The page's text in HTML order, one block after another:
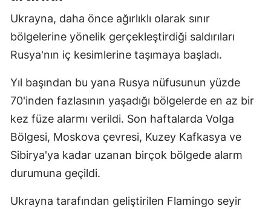
Kastamonu
Kayseri
Kırklareli
Kocaeli
Kütahya
Ukrayna, daha önce ağırlıklı olarak sınır
bölgelerine yönelik gerçekleştirdiği saldırıları
Rusya'nın iç kesimlerine taşımaya başladı.
Yıl başından bu yana Rusya nüfusunun yüzde
70'inden fazlasının yaşadığı bölgelerde en az bir
kez füze alarmı verildi. Son haftalarda Volga
Bölgesi, Moskova çevresi, Kuzey Kafkasya ve
Sibirya'ya kadar uzanan birçok bölgede alarm
durumuna geçildi.
Ukrayna tarafından geliştirilen Flamingo seyir